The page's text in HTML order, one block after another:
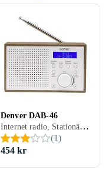
Denver DAB-46
Internet radio, Stationär radio, Bärbar radio, FM, DAB, DAB+, Batteri, Nätström, Klockradio med alarm, Display, Retro Radio, Hörlursutgång
(1)
454 kr